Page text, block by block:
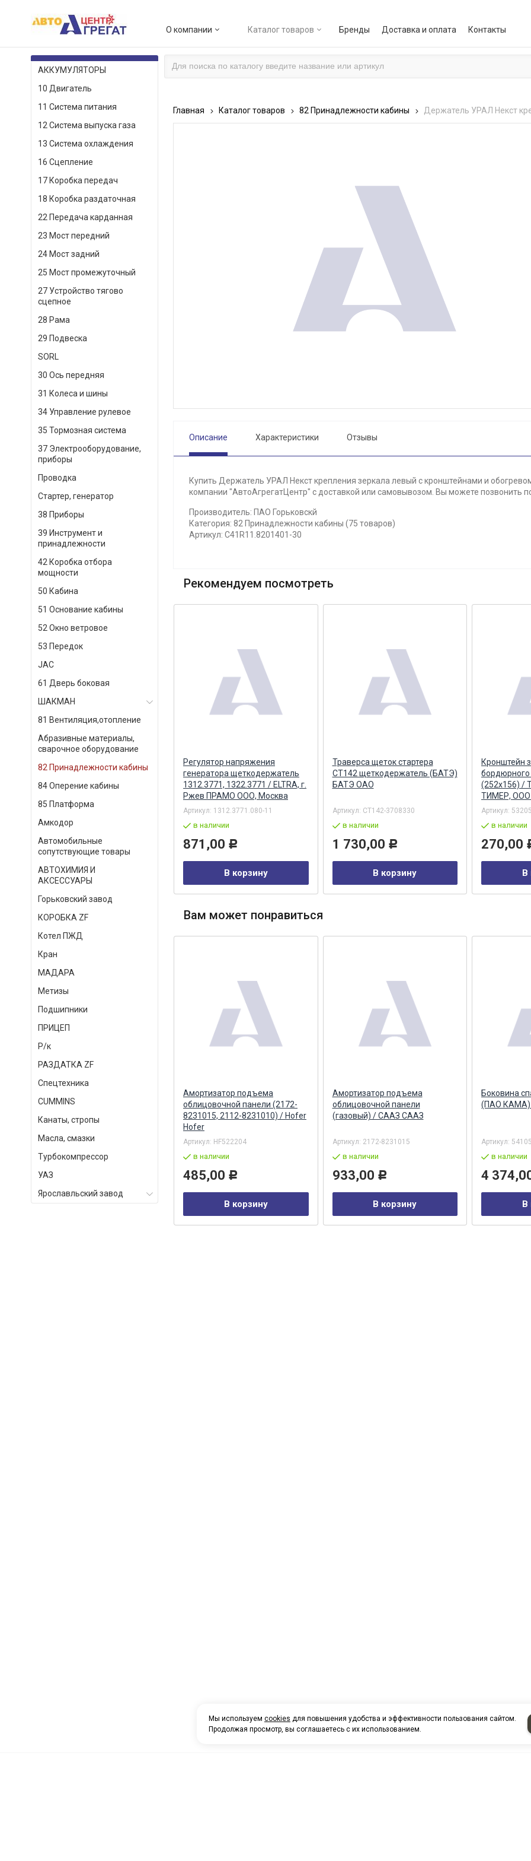
О компании Каталог товаров Бренды Доставка и оплата Контакты
КАТАЛОГ ТОВАРОВ
АККУМУЛЯТОРЫ
10 Двигатель
11 Система питания
12 Система выпуска газа
13 Система охлаждения
16 Сцепление
17 Коробка передач
18 Коробка раздаточная
22 Передача карданная
23 Мост передний
24 Мост задний
25 Мост промежуточный
27 Устройство тягово
сцепное
28 Рама
29 Подвеска
SORL
30 Ось передняя
31 Колеса и шины
34 Управление рулевое
35 Тормозная система
37 Электрооборудование,
приборы
Проводка
Стартер, генератор
38 Приборы
39 Инструмент и
принадлежности
42 Коробка отбора
мощности
50 Кабина
51 Основание кабины
52 Окно ветровое
53 Передок
JAC
61 Дверь боковая
ШАКМАН
81 Вентиляция,отопление
Абразивные материалы,
сварочное оборудование
82 Принадлежности кабины
84 Оперение кабины
85 Платформа
Амкодор
Автомобильные
сопутствующие товары
АВТОХИМИЯ И
АКСЕССУАРЫ
Горьковский завод
КОРОБКА ZF
Котел ПЖД
Кран
МАДАРА
Метизы
Подшипники
ПРИЦЕП
Р/к
РАЗДАТКА ZF
Спецтехника
СUMMINS
Канаты, стропы
Масла, смазки
Турбокомпрессор
УАЗ
Ярославльский завод
Главная Каталог товаров 82 Принадлежности кабины Держатель УРАЛ Некст
Описание Характеристики Отзывы
Купить Держатель УРАЛ Некст крепления зеркала левый с кронштейнами и
компании "АвтоАгрегатЦентр" с доставкой или самовывозом. Вы можете позвонить
Производитель: ПАО Горьковскй
Категория: 82 Принадлежности кабины (75 товаров)
Артикул: C41R11.8201401-30
Рекомендуем посмотреть
Щеткодержатель генератора в
сборе ШДР Г273 Альтернатива
Г273-3701010
в наличии
475,00 Р
В корзину
Регулятор напряжения
генератора щеткодержатель
1312.3771, 1322.3771 / ELTRA, г.
Ржев ПРАМО ООО, Москва
Артикул: 1312.3771.080-11
в наличии
871,00 Р
В корзину
Траверса щеток стартера
СТ142 щеткодержатель (БАТЭ)
БАТЭ ОАО
Артикул: СТ142-3708330
в наличии
1 730,00 Р
В корзину
Кронштейн
(252х156) /
ТИМЕР, ООО
Артикул:
в наличии
270,00
В
Вам может понравиться
Альтернатива
Артикул:5410-5413015
в наличии
1 030,00
В корзину
Амортизатор подъема
облицовочной панели (2172-
8231015, 2112-8231010) / Hofer
Hofer
Артикул: HF522204
в наличии
485,00 Р
В корзину
Амортизатор подъема
облицовочной панели
(газовый) / СААЗ СААЗ
Артикул: 2172-8231015
в наличии
933,00 Р
В корзину
Боковина
(ПАО
Артикул:
в наличии
4
В
Мы используем cookies для повышения удобства и эффективности пользования сайтом.
Продолжая просмотр, вы соглашаетесь с их использованием.